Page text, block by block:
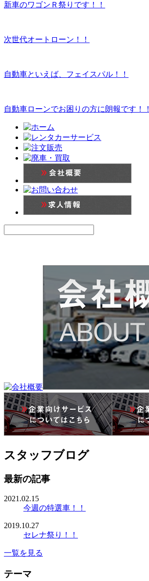
新車のワゴンＲ祭りです！！
次世代オートローン！！
自動車といえば、フェイスパル！！
自動車ローンでお困りの方に朗報です！！
スタッフブログ
最新の記事
2021.02.15
今週の特選車！！
2019.10.27
セレナ祭り！！
一覧を見る
テーマ